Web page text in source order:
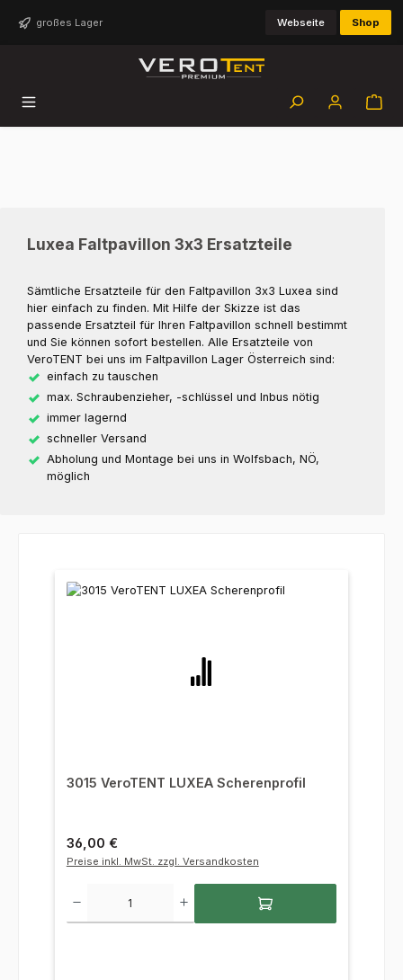
Zum Hauptinhalt springen
großes Lager Webseite Shop
Luxea Faltpavillon 3x3 Ersatzteile
Sämtliche Ersatzteile für den Faltpavillon 3x3 Luxea sind
hier einfach zu finden. Mit Hilfe der Skizze ist das
passende Ersatzteil für Ihren Faltpavillon schnell bestimmt
und Sie können sofort bestellen. Alle Ersatzteile von
VeroTENT bei uns im Faltpavillon Lager Österreich sind:
einfach zu tauschen
max. Schraubenzieher, -schlüssel und Inbus nötig
immer lagernd
schneller Versand
Abholung und Montage bei uns in Wolfsbach, NÖ,
möglich
3015 VeroTENT LUXEA Scherenprofil
Regulärer Preis:
36,00 €
Preise inkl. MwSt. zzgl. Versandkosten